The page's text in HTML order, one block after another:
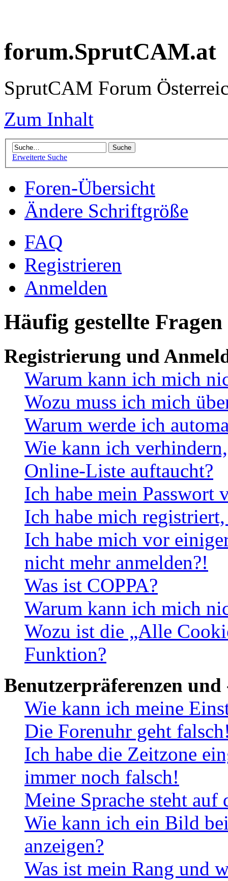
forum.SprutCAM.at
SprutCAM Forum
Zum Inhalt
Erweiterte Suche
Foren-Übersicht
Ändere Schriftgröße
FAQ
Registrieren
Anmelden
Häufig gestellte Fragen
Registrierung und
Warum kann ich mich
Wozu muss ich mich
Warum werde ich
Wie kann ich
Online-Liste auftaucht?
Ich habe mein Passwort
Ich habe mich
Ich habe mich vor
nicht mehr anmelden?!
Was ist COPPA?
Warum kann ich mich
Wozu ist die „Alle
Funktion?
Benutzerpräferenzen und
Wie kann ich meine
Die Forenuhr geht
Ich habe die Zeitzone
immer noch falsch!
Meine Sprache steht
Wie kann ich ein Bild
anzeigen?
Was ist mein Rang und